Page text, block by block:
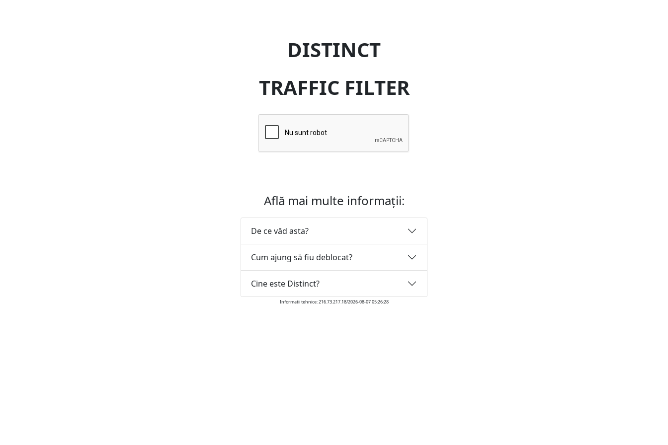
DISTINCT
TRAFFIC FILTER
Află mai multe informații:
De ce văd asta?
Cum ajung să fiu deblocat?
Cine este Distinct?
Informatii tehnice: 216.73.217.18/2026-08-07 05:26:28